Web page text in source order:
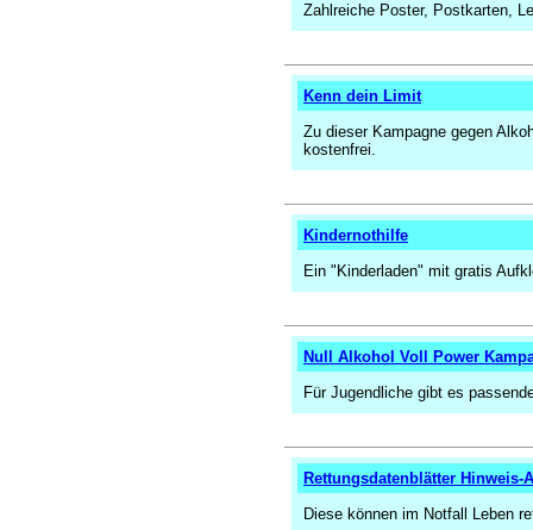
Zahlreiche Poster, Postkarten,
Kenn dein Limit
Zu dieser Kampagne gegen
kostenfrei.
Kindernothilfe
Ein "Kinderladen" mit gratis
Null Alkohol Voll Power
Für Jugendliche gibt es
Rettungsdatenblätter Hinweis-
Diese können im Notfall Leben